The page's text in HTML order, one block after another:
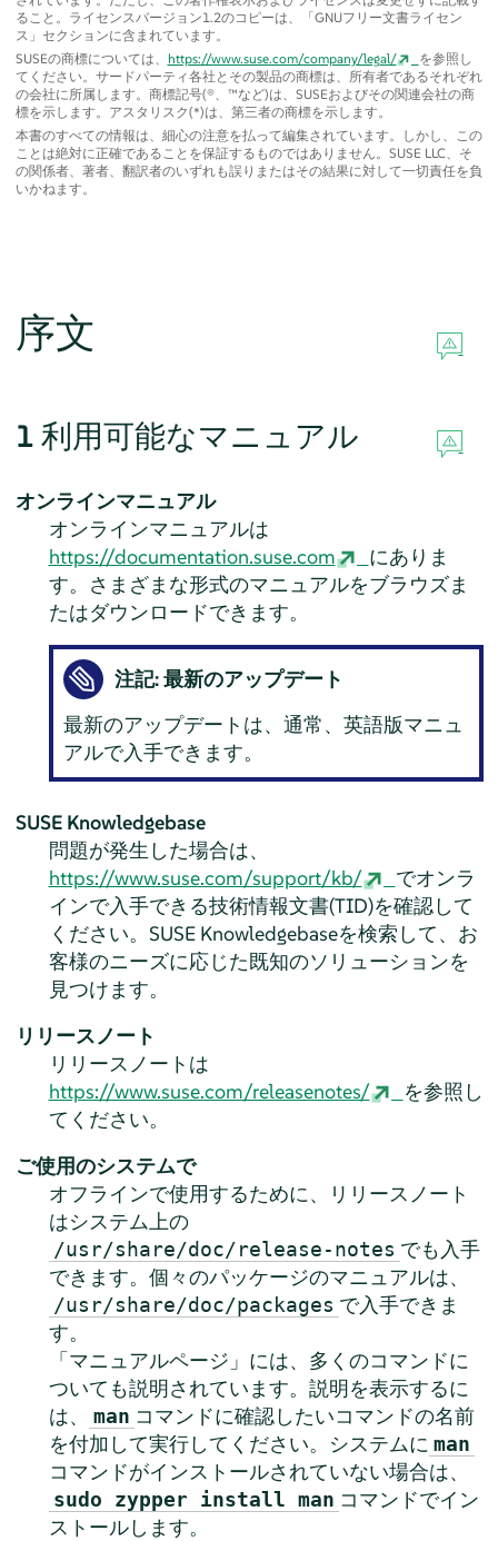
ること。ライセンスバージョン1.2のコピーは、
「GNUフリー文書ライセン
ス 」 セクションに含まれています。
SUSEの商標については、 https://www.suse.com/company/legal/
を参照し
てください。サードパーティ各社とその製品の商標は、所有者であるそれぞれ
の会社に所属します。商標記号(®、™など)は、SUSEおよびその関連会社の商
標を示します。アスタリスク(*)は、第三者の商標を示します。
本書のすべての情報は、細心の注意を払って編集されています。しかし、この
ことは絶対に正確であることを保証するものではありません。SUSE LLC、そ
の関係者、著者、翻訳者のいずれも誤りまたはその結果に対して一切責任を負
いかねます。
序文
1 利用可能なマニュアル
オンラインマニュアル
オンラインマニュアルは
https://documentation.suse.com
にありま
す。さまざまな形式のマニュアルをブラウズま
たはダウンロードできます。
注記: 最新のアップデート
最新のアップデートは、通常、英語版マニュ
アルで入手できます。
SUSE Knowledgebase
問題が発生した場合は、
https://www.suse.com/support/kb/
でオンラ
インで入手できる技術情報文書(TID)を確認して
ください。SUSE Knowledgebaseを検索して、お
客様のニーズに応じた既知のソリューションを
見つけます。
リリースノート
リリースノートは
https://www.suse.com/releasenotes/
を参照し
てください。
ご使用のシステムで
オフラインで使用するために、リリースノート
はシステム上の
/usr/share/doc/release-notes でも入手
できます。個々のパッケージのマニュアルは、
/usr/share/doc/packages で入手できま
す。
「マニュアルページ」には、多くのコマンドに
ついても説明されています。説明を表示するに
は、
man コマンドに確認したいコマンドの名前
を付加して実行してください。システムに man
コマンドがインストールされていない場合は、
sudo zypper install man コマンドでイン
ストールします。